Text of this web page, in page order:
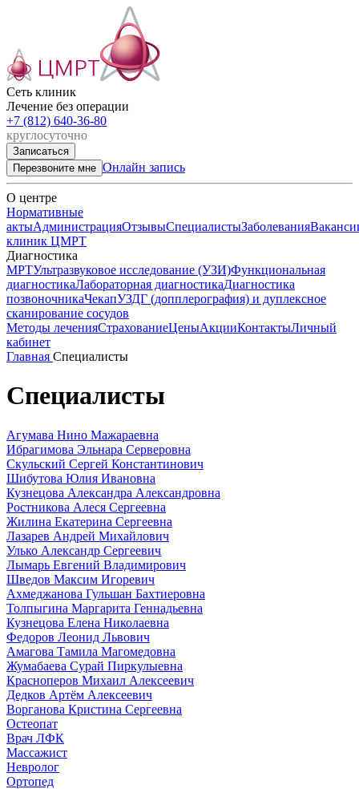
Сеть клиник
Лечение без операции
+7 (812) 640-36-80
круглосуточно
Записаться
Перезвоните мне Онлайн запись
О центре
Нормативные
актыАдминистрацияОтзывыСпециалистыЗаболевания
клиник ЦМРТ
Диагностика
МРТУльтразвуковое исследование (УЗИ)Функциональная
диагностикаЛабораторная диагностикаДиагностика
позвоночникаЧекапУЗДГ (допплерография) и дуплексное
сканирование сосудов
Методы леченияСтрахованиеЦеныАкцииКонтактыЛичный
кабинет
Главная Специалисты
Специалисты
Агумава Нино Мажараевна
Ибрагимова Эльнара Серверовна
Скульский Сергей Константинович
Шибутова Юлия Ивановна
Кузнецова Александра Александровна
Ростникова Алеся Сергеевна
Жилина Екатерина Сергеевна
Лазарев Андрей Михайлович
Улько Александр Сергеевич
Лымарь Евгений Владимирович
Шведов Максим Игоревич
Ахмеджанова Гульшан Бахтиеровна
Толпыгина Маргарита Геннадьевна
Кузнецова Елена Николаевна
Федоров Леонид Львович
Амагова Тамила Магомедовна
Жумабаева Сурай Пиркулыевна
Красноперов Михаил Алексеевич
Дедков Артём Алексеевич
Ворганова Кристина Сергеевна
Остеопат
Врач ЛФК
Массажист
Невролог
Ортопед